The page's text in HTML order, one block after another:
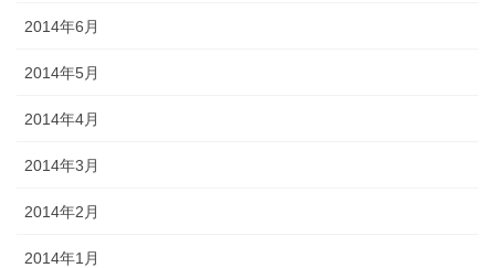
2014年6月
2014年5月
2014年4月
2014年3月
2014年2月
2014年1月